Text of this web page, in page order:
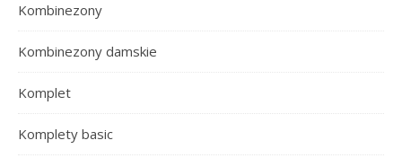
Kombinezony
Kombinezony damskie
Komplet
Komplety basic